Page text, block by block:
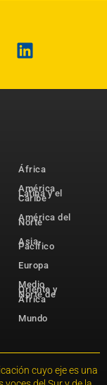
África
América
Latina y el
Caribe
América del
Norte
Asia-
Pacífico
Europa
Medio
Oriente y
Norte de
África
Mundo
cuyo eje es una